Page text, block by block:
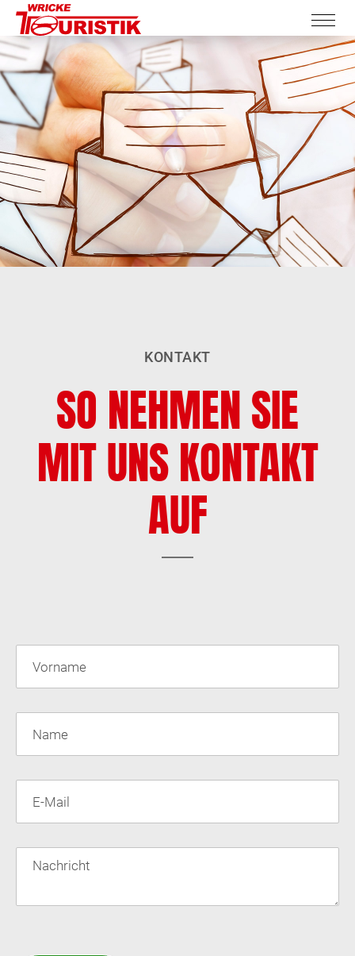
KONTAKT
SO NEHMEN SIE
MIT UNS KONTAKT
AUF